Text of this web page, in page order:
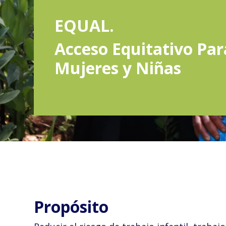
EQUAL.
Acceso Equitativo
Mujeres y Niñas
Propósito